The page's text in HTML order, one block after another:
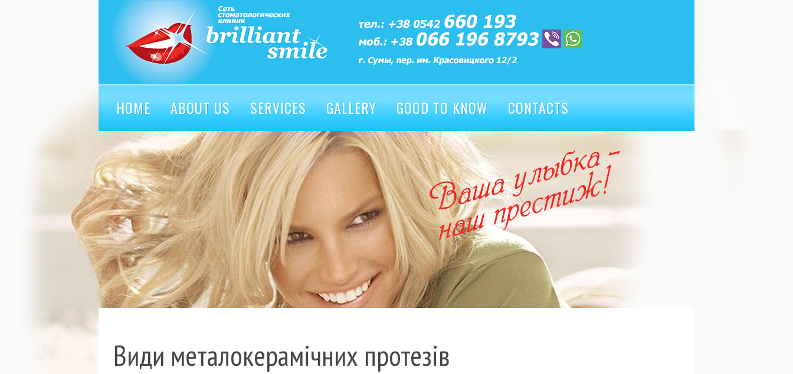
HOME ABOUT US SERVICES GALLERY GOOD TO KNOW CONTACTS
Види металокерамічних протезів